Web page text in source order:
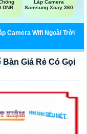
DNR
Lắp Camera
Samsung Xoay 360
Camera Wifi Ngoài Trời
Bàn Giá Rẻ Có Gọi